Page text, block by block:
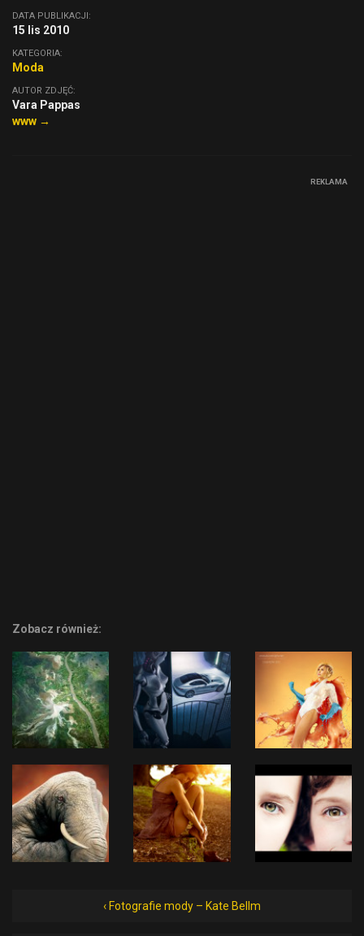
DATA PUBLIKACJI:
15 lis 2010
KATEGORIA:
Moda
AUTOR ZDJĘĆ:
Vara Pappas
www →
REKLAMA
Zobacz również:
‹ Fotografie mody – Kate Bellm